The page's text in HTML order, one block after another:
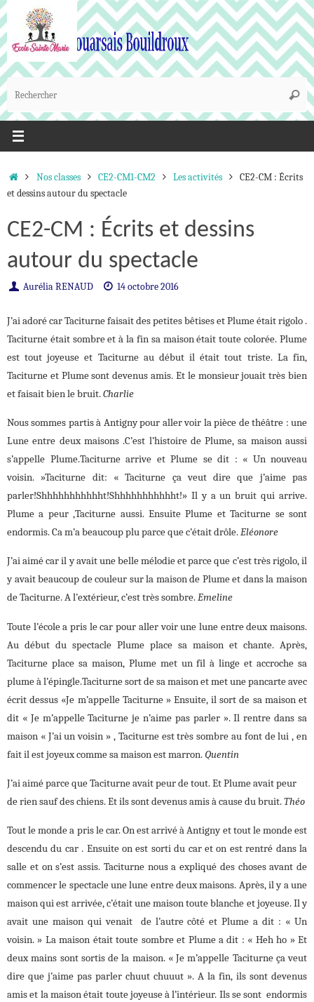
Passer
au
contenu
:
AccueilNos classes CE2-CM1-CM2 Les activités
CE2-CM : Écrits
et dessins autour du spectacle
CE2-CM : Écrits et dessins
autour du spectacle
Aurélia RENAUD 14 octobre 2016
J’ai adoré car Taciturne faisait des petites bêtises et Plume était rigolo .
Taciturne était sombre et à la fin sa maison était toute colorée. Plume
est tout joyeuse et Taciturne au début il était tout triste. La fin,
Taciturne et Plume sont devenus amis. Et le monsieur jouait très bien
et faisait bien le bruit.Charlie
Nous sommes partis à Antigny pour aller voir la pièce de théâtre : une
Lune entre deux maisons .C’est l’histoire de Plume, sa maison aussi
s’appelle Plume.Taciturne arrive et Plume se dit : « Un nouveau
voisin. »Taciturne dit: « Taciturne ça veut dire que j’aime pas
parler!Shhhhhhhhhhht!Shhhhhhhhhhht!» Il y a un bruit qui arrive.
Plume a peur ,Taciturne aussi. Ensuite Plume et Taciturne se sont
endormis. Ca m’a beaucoup plu parce que c’était drôle.Eléonore
J’ai aimé car il y avait une belle mélodie et parce que c’est très rigolo, il
y avait beaucoup de couleur sur la maison de Plume et dans la maison
de Taciturne. A l’extérieur, c’est très sombre.Emeline
Toute l’école a pris le car pour aller voir une lune entre deux maisons.
Au début du spectacle Plume place sa maison et chante. Après,
Taciturne place sa maison, Plume met un fil à linge et accroche sa
plume à l’épingle.Taciturne sort de sa maison et met une pancarte avec
écrit dessus «Je m’appelle Taciturne » Ensuite, il sort de sa maison et
dit « Je m’appelle Taciturne je n’aime pas parler ». Il rentre dans sa
maison « J’ai un voisin » , Taciturne est très sombre au font de lui , en
fait il est joyeux comme sa maison est marron. Quentin
J’ai aimé parce que Taciturne avait peur de tout. Et Plume avait peur
de rien sauf des chiens. Et ils sont devenus amis à cause du bruit.Théo
Tout le monde a pris le car. On est arrivé à Antigny et tout le monde est
descendu du car . Ensuite on est sorti du car et on est rentré dans la
salle et on s’est assis. Taciturne nous a expliqué des choses avant de
commencer le spectacle une lune entre deux maisons. Après, il y a une
maison qui est arrivée, c’était une maison toute blanche et joyeuse. Il y
avait une maison qui venait de l’autre côté et Plume a dit : « Un
voisin. » La maison était toute sombre et Plume a dit : « Heh ho » Et
deux mains sont sortis de la maison. « Je m’appelle Taciturne ça veut
dire que j’aime pas parler chuut chuuut ». A la fin, ils sont devenus
amis et la maison était toute joyeuse à l’intérieur. Ils se sont endormis